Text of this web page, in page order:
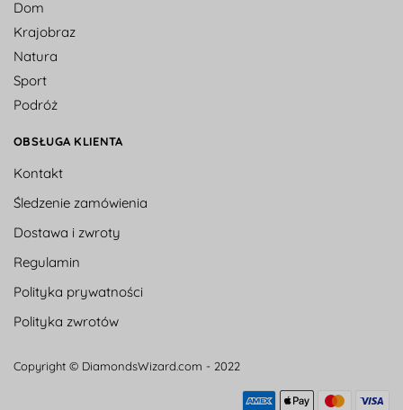
Dom
Krajobraz
Natura
Sport
Podróż
OBSŁUGA KLIENTA
Kontakt
Śledzenie zamówienia
Dostawa i zwroty
Regulamin
Polityka prywatności
Polityka zwrotów
Copyright © DiamondsWizard.com - 2022